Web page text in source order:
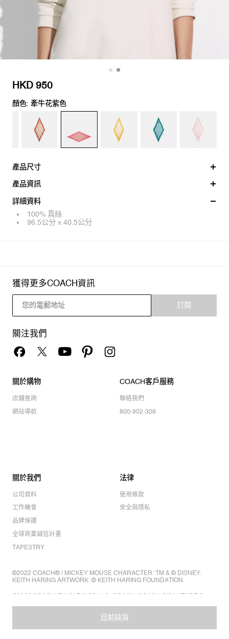
HKD 950
顏色: 牽牛花紫色
產品尺寸
產品資訊
詳細資料
100% 真絲
96.5公分 x 40.5公分
目前缺貨
獲得更多COACH資訊
訂閱
關注我們
關於購物
店舖查詢
網站導航
COACH客戶服務
聯絡我們
800-902-308
關於我們
公司資料
工作機會
品牌保護
全球商業誠信計畫
TAPESTRY
法律
使用條款
安全與隱私
©2022 COACH® / MICKEY MOUSE CHARACTER: TM & © DISNEY.
KEITH HARING ARTWORK: © KEITH HARING FOUNDATION.
©2022 COACH IP HOLDINGS LLC. COACH, COACH SIGNATURE C